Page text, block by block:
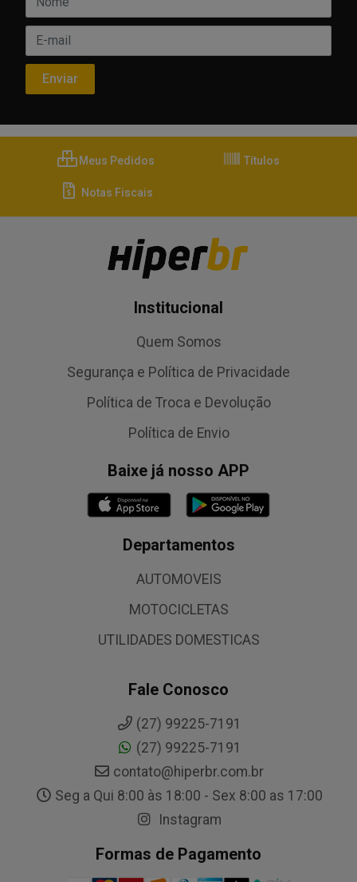
Meus Pedidos Títulos
Notas Fiscais
Institucional
Quem Somos
Segurança e Política de Privacidade
Política de Troca e Devolução
Política de Envio
Baixe já nosso APP
Departamentos
AUTOMOVEIS
MOTOCICLETAS
UTILIDADES DOMESTICAS
Fale Conosco
(27) 99225-7191
(27) 99225-7191
contato@hiperbr.com.br
Seg a Qui 8:00 às 18:00 - Sex 8:00 as 17:00
Instagram
Formas de Pagamento